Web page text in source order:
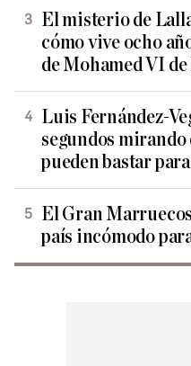
El misterio de
cómo vive ocho
de Mohamed VI
Luis Fernández-
segundos
pueden bastar
El Gran
país incómodo